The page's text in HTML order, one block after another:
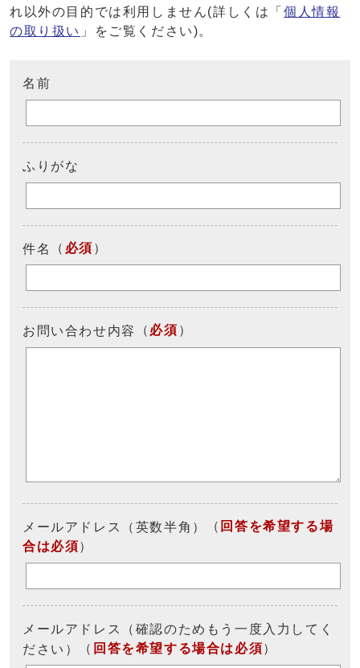
れ以外の目的では利用しません(詳しくは「 個人情報
の取り扱い 」をご覧ください)。
名前
ふりがな
件名 （ 必須 ）
お問い合わせ内容 （ 必須 ）
メールアドレス（英数半角） （ 回答を希望する場
合は必須）
メールアドレス（確認のためもう一度入力してく
ださい）
（ 回答を希望する場合は必須）